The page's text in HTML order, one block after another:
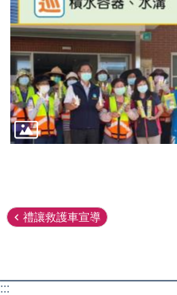
禮讓救護車宣導
:::